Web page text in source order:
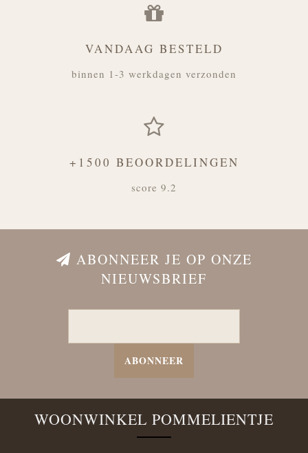
VANDAAG BESTELD
binnen 1-3 werkdagen verzonden
+1500 BEOORDELINGEN
score 9.2
ABONNEER JE OP ONZE
NIEUWSBRIEF
ABONNEER
WOONWINKEL POMMELIENTJE